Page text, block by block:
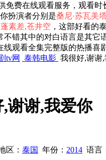
免费在线观看服务，观看时
扮演者分别是桑尼·苏瓦美
素差,苍井空 ，这部好看的
不错其中的对白语言是其它
线观看全集完整版的热播喜
tv网 泰韩电影 我很好,谢谢
谢谢,我爱你
区： 泰国 年份： 2014 语言